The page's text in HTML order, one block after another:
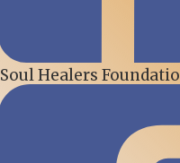
Soul Healers